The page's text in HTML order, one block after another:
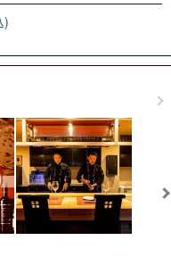
)